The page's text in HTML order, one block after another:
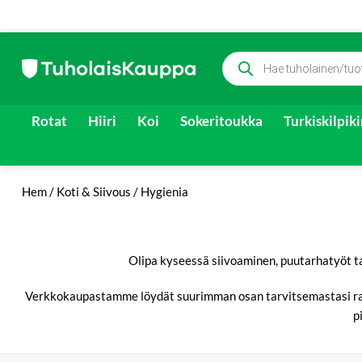
content
Products
search
Rotat Hiiri Koi Sokeritoukka
Hem/ Koti & Siivous / Hygienia
Olipa kyseessä siivoaminen, puutarhatyöt
Verkkokaupastamme löydät suurimman osan tarvitsemastasi